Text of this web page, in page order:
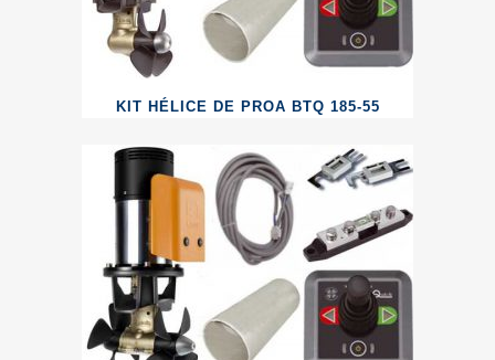
KIT HÉLICE DE PROA BTQ 185-55